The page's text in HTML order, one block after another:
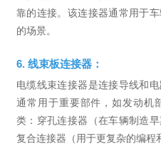
靠的连接。该连接器通常用于
的场景。
6. 线束板连接器：
电缆线束连接器是连接导线和电路板最常见的连接器类型。它们
通常用于重要部件，如发动机
类：穿孔连接器（在车辆制造
复合连接器（用于更复杂的编程